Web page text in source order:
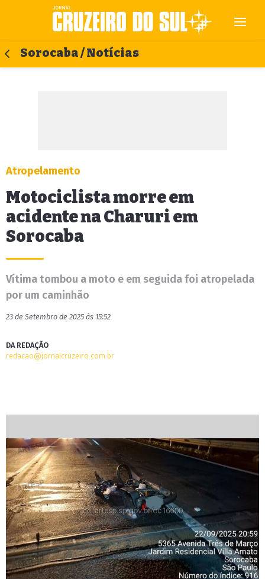
Sorocaba / Notícias
Atropelamento
Motociclista morre em
acidente na Charuri em
Sorocaba
Vítima tombou a moto e em seguida foi atropelada
por um caminhão
23 de Setembro de 2025 às 15:52
DA REDAÇÃO
redacao@jornalcruzeiro.com.br